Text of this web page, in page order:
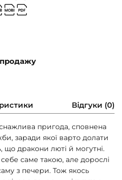
Відгуки (0)
пригода, сповнена
заради якої варто долати
що дракони люті й могутні.
саме такою, але дорослі
з печери. Тож якось